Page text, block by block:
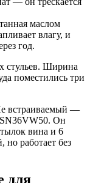
маслом
влагу, и
год.
стульев. Ширина
поместились три
встраиваемый —
Он
вина и 6
работает без
для